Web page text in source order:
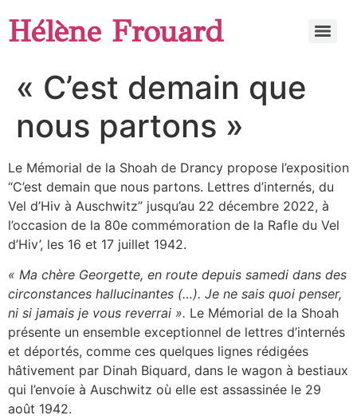
Hélène Frouard
« C’est demain que
nous partons »
Le Mémorial de la Shoah de Drancy propose l’exposition
“C’est demain que nous partons. Lettres d’internés, du
Vel d’Hiv à Auschwitz” jusqu’au 22 décembre 2022, à
l’occasion de la 80e commémoration de la Rafle du Vel
d’Hiv’, les 16 et 17 juillet 1942.
« Ma chère Georgette, en route depuis samedi dans des
circonstances hallucinantes (…). Je ne sais quoi penser,
ni si jamais je vous reverrai ». Le Mémorial de la Shoah
présente un ensemble exceptionnel de lettres d’internés
et déportés, comme ces quelques lignes rédigées
hâtivement par Dinah Biquard, dans le wagon à bestiaux
qui l’envoie à Auschwitz où elle est assassinée le 29
août 1942.